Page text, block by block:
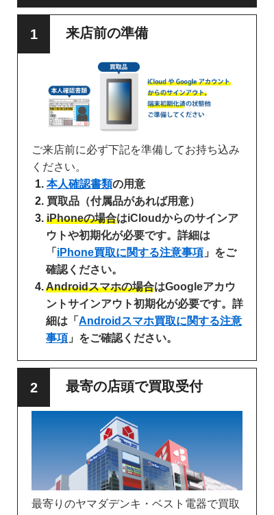
来店前の準備
ご来店前に必ず下記を準備してお持ち込み
ください。
本人確認書類の用意
買取品（付属品があれば用意）
iPhoneの場合はiCloudからのサインア
ウトや初期化が必要です。詳細は
「 iPhone買取に関する注意事項 」をご
確認ください。
Androidスマホの場合はGoogleアカウ
ントサインアウト初期化が必要です。詳
細は「 Androidスマホ買取に関する注意
事項 」をご確認ください。
最寄の店頭で買取受付
最寄りのヤマダデンキ・ベスト電器で買取